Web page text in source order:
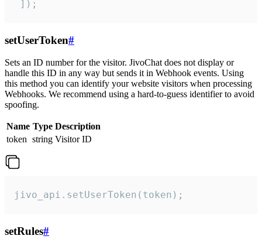
]);
setUserToken#
Sets an ID number for the visitor. JivoChat does not display or
handle this ID in any way but sends it in Webhook events. Using
this method you can identify your website visitors when processing
Webhooks. We recommend using a hard-to-guess identifier to avoid
spoofing.
Name Type Description
token string Visitor ID
jivo_api.setUserToken(token);
setRules#